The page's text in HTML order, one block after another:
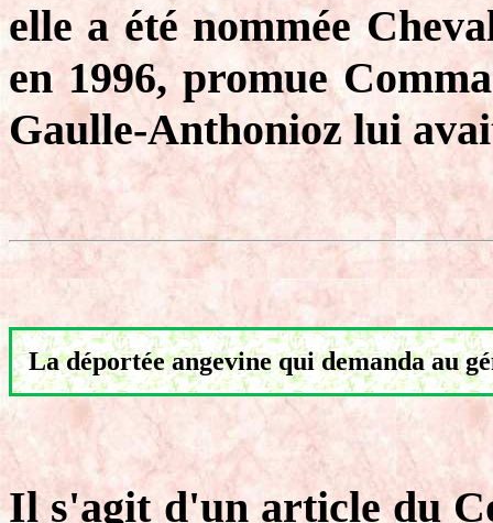
elle a été nommée
en 1996, promue
Gaulle-Anthonioz lui
La déportée angevine qui demanda au
Il s'agit d'un article du